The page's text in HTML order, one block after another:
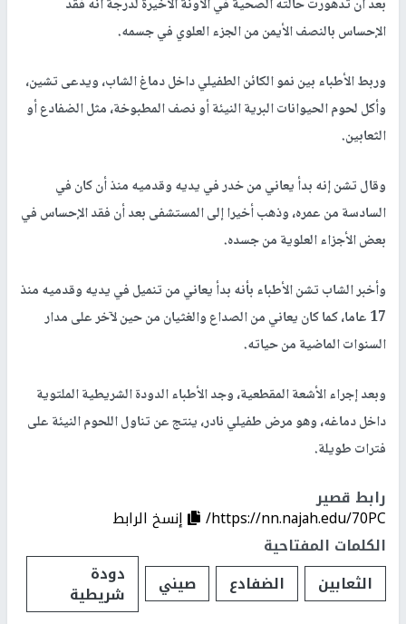
بعد أن تدهورت حالته الصحية في الآونة الأخيرة لدرجة أنه فقد
الإحساس بالنصف الأيمن من الجزء العلوي في جسمه.
وربط الأطباء بين نمو الكائن الطفيلي داخل دماغ الشاب، ويدعى تشين،
وأكل لحوم الحيوانات البرية النيئة أو نصف المطبوخة، مثل الضفادع أو
الثعابين.
وقال تشن إنه بدأ يعاني من خدر في يديه وقدميه منذ أن كان في
السادسة من عمره، وذهب أخيرا إلى المستشفى بعد أن فقد الإحساس في
بعض الأجزاء العلوية من جسده.
وأخبر الشاب تشن الأطباء بأنه بدأ يعاني من تنميل في يديه وقدميه منذ
17 عاما، كما كان يعاني من الصداع والغثيان من حين لآخر على مدار
السنوات الماضية من حياته.
وبعد إجراء الأشعة المقطعية، وجد الأطباء الدودة الشريطية الملتوية
داخل دماغه، وهو مرض طفيلي نادر، ينتج عن تناول اللحوم النيئة على
فترات طويلة.
رابط قصير
https://nn.najah.edu/70PC/
إنسخ الرابط
الكلمات المفتاحية
الثعابين
الضفادع صيني دودة
شريطية